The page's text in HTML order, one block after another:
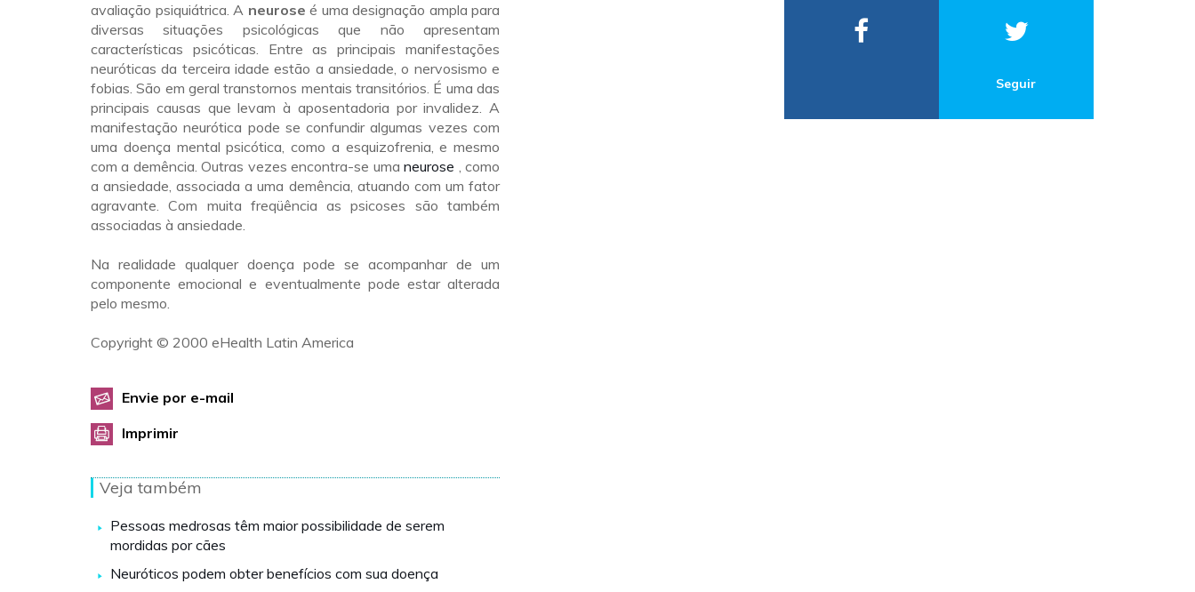
avaliação psiquiátrica. A neurose é uma designação ampla para
diversas situações psicológicas que não apresentam
características psicóticas. Entre as principais manifestações
neuróticas da terceira idade estão a ansiedade, o nervosismo e
fobias. São em geral transtornos mentais transitórios. É uma das
principais causas que levam à aposentadoria por invalidez. A
manifestação neurótica pode se confundir algumas vezes com
uma doença mental psicótica, como a esquizofrenia, e mesmo
com a demência. Outras vezes encontra-se umaneurose , como
a ansiedade, associada a uma demência, atuando com um fator
agravante. Com muita freqüência as psicoses são também
associadas à ansiedade.
Na realidade qualquer doença pode se acompanhar de um
componente emocional e eventualmente pode estar alterada
pelo mesmo.
Copyright © 2000 eHealth Latin America
Envie por e-mail
Imprimir
Veja também
Pessoas medrosas têm maior possibilidade de serem
mordidas por cães
Neuróticos podem obter benefícios com sua doença
Seguir